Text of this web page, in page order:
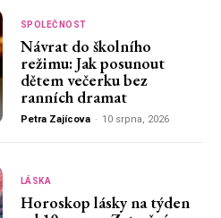
SPOLEČNOST
Návrat do školního
režimu: Jak posunout
dětem večerku bez
ranních dramat
Petra Zajícova - 10 srpna, 2026
LÁSKA
Horoskop lásky na týden